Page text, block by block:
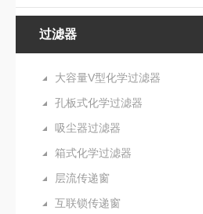
过滤器
大容量V型化学过滤器
孔板式化学过滤器
吸尘器过滤器
箱式化学过滤器
层流传递窗
互联锁传递窗